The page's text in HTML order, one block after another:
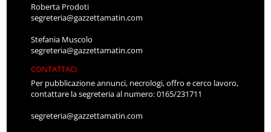
Roberta Prodoti
segreteria@gazzettamatin.com
Stefania Muscolo
segreteria@gazzettamatin.com
CONTATTACI
Per pubblicazione annunci, necrologi, offro e cerco lavoro,
contattare la segreteria al numero: 0165/231711
segreteria@gazzettamatin.com